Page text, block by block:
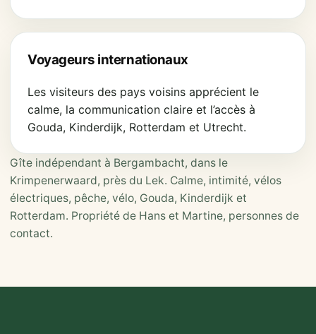
Voyageurs internationaux
Les visiteurs des pays voisins apprécient le
calme, la communication claire et l’accès à
Gouda, Kinderdijk, Rotterdam et Utrecht.
Gîte indépendant à Bergambacht, dans le
Krimpenerwaard, près du Lek. Calme, intimité, vélos
électriques, pêche, vélo, Gouda, Kinderdijk et
Rotterdam. Propriété de Hans et Martine, personnes de
contact.